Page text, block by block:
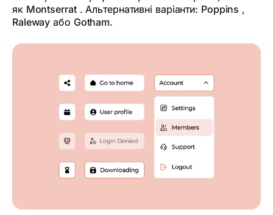
як Montserrat. Альтернативні варіанти: Poppins ,
Raleway або Gotham.